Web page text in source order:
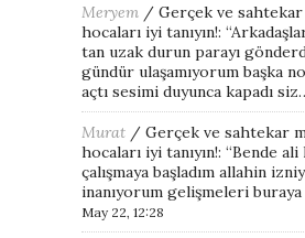
Meryem / Gerçek ve
hocaları iyi tanıyın!: “
tan uzak durun parayı
gündür ulaşamıyorum başka
açtı sesimi duyunca kapadı
Murat / Gerçek ve sahtekar
hocaları iyi tanıyın!: “Bende ali
çalışmaya başladım allahin
inanıyorum gelişmeleri buraya
May 22, 12:28